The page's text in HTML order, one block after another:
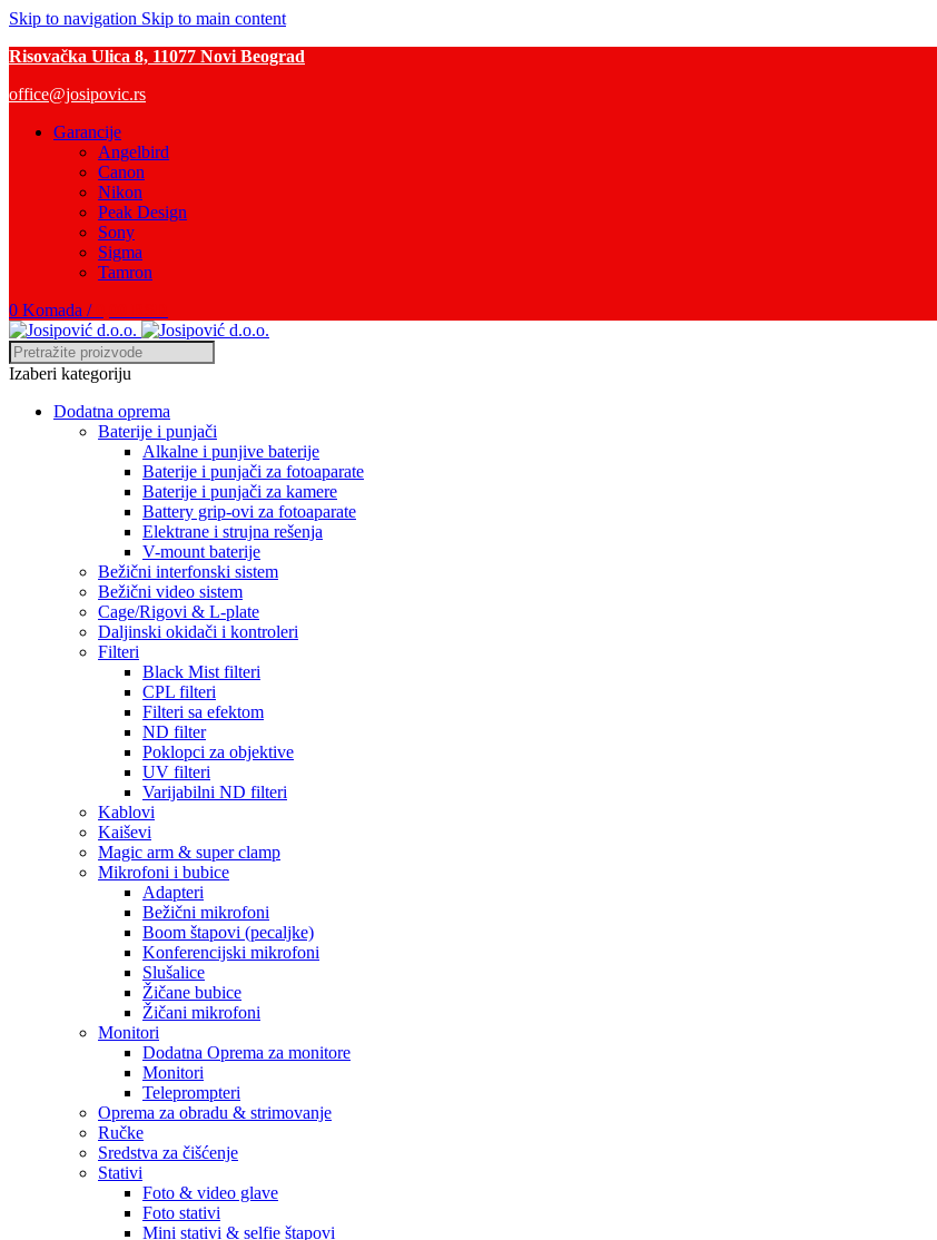
Skip to navigation Skip to main content
Risovačka Ulica 8, 11077 Novi Beograd
office@josipovic.rs
Garancije
Angelbird
Canon
Nikon
Peak Design
Sony
Sigma
Tamron
0 Komada /
Izaberi kategoriju
Dodatna oprema
Baterije i punjači
Alkalne i punjive baterije
Baterije i punjači za fotoaparate
Baterije i punjači za kamere
Battery grip-ovi za fotoaparate
Elektrane i strujna rešenja
V-mount baterije
Bežični interfonski sistem
Bežični video sistem
Cage/Rigovi & L-plate
Daljinski okidači i kontroleri
Filteri
Black Mist filteri
CPL filteri
Filteri sa efektom
ND filter
Poklopci za objektive
UV filteri
Varijabilni ND filteri
Kablovi
Kaiševi
Magic arm & super clamp
Mikrofoni i bubice
Adapteri
Bežični mikrofoni
Boom štapovi (pecaljke)
Konferencijski mikrofoni
Slušalice
Žičane bubice
Žičani mikrofoni
Monitori
Dodatna Oprema za monitore
Monitori
Teleprompteri
Oprema za obradu & strimovanje
Ručke
Sredstva za čišćenje
Stativi
Foto & video glave
Foto stativi
Mini stativi & selfie štapovi